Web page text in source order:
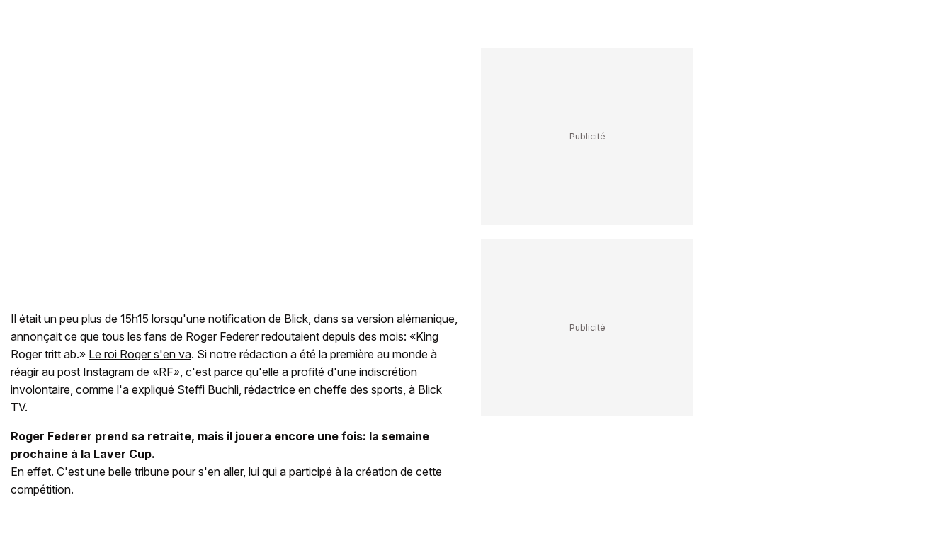
Il était un peu plus de 15h15 lorsqu'une notification de Blick, dans sa version alémanique,
annonçait ce que tous les fans de Roger Federer redoutaient depuis des mois: «King
Roger tritt ab.» Le roi Roger s'en va. Si notre rédaction a été la première au monde à
réagir au post Instagram de «RF», c'est parce qu'elle a profité d'une indiscrétion
involontaire, comme l'a expliqué Steffi Buchli, rédactrice en cheffe des sports, à Blick
TV.
Roger Federer prend sa retraite, mais il jouera encore une fois: la semaine
prochaine à la Laver Cup.
En effet. C'est une belle tribune pour s'en aller, lui qui a participé à la création de cette
compétition.